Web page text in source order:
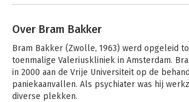
Over Bram Bakker
Bram Bakker (Zwolle, 1963) werd opgeleid
toenmalige Valeriuskliniek in Amsterdam.
in 2000 aan de Vrije Universiteit op de
paniekaanvallen. Als psychiater was hij
diverse plekken.